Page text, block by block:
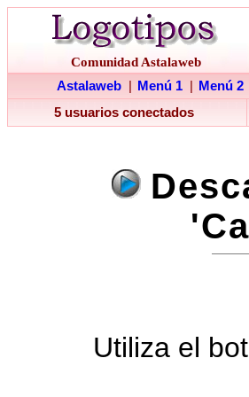
Comunidad Astalaweb
Astalaweb
Menú 1 Menú 2
5 usuarios conectados
Utiliza el